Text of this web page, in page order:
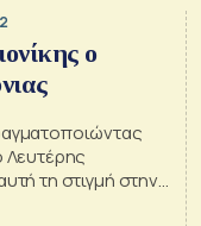
ο
Λευτέρης
τη στιγμή στην